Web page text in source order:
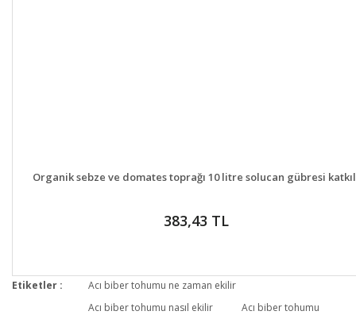
DETAYLAR
Organik sebze ve domates toprağı 10 litre solucan gübresi
383,43 TL
Etiketler :
Acı biber tohumu ne zaman ekilir
Acı biber tohumu nasıl ekilir
Acı biber tohumu